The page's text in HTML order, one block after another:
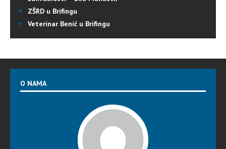
ZŠRD u Brifingu
Veterinar Benić u Brifingu
O NAMA